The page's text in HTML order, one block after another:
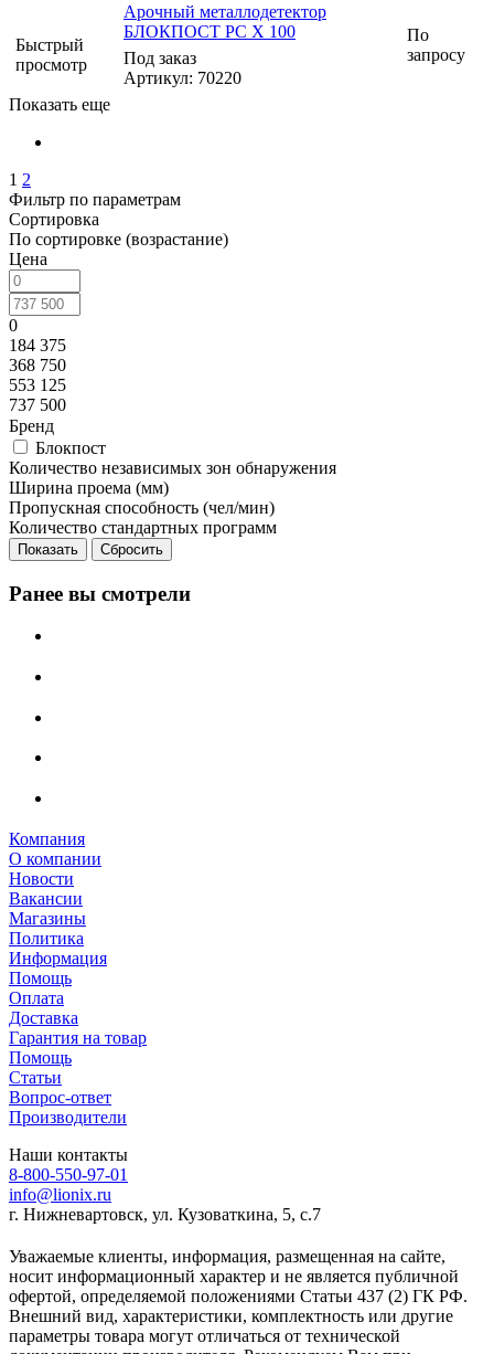
Быстрый
просмотр
Арочный металлодетектор
БЛОКПОСТ PC X 100
Под заказ
Артикул: 70220
По
запросу
Показать еще
1 2
Фильтр по параметрам
Сортировка
По сортировке (возрастание)
Цена
0
184 375
368 750
553 125
737 500
Бренд
Блокпост
Количество независимых зон обнаружения
Ширина проема (мм)
Пропускная способность (чел/мин)
Количество стандартных программ
Сбросить
Ранее вы смотрели
Компания
О компании
Новости
Вакансии
Магазины
Политика
Информация
Помощь
Оплата
Доставка
Гарантия на товар
Помощь
Статьи
Вопрос-ответ
Производители
Наши контакты
8-800-550-97-01
info@lionix.ru
г. Нижневартовск, ул. Кузоваткина, 5, с.7
Уважаемые клиенты, информация, размещенная на сайте,
носит информационный характер и не является публичной
офертой, определяемой положениями Статьи 437 (2) ГК РФ.
Внешний вид, характеристики, комплектность или другие
параметры товара могут отличаться от технической